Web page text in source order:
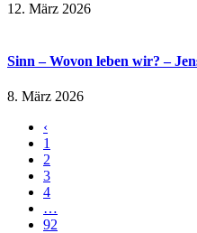
12. März 2026
Sinn – Wovon leben wir? –
8. März 2026
‹
1
2
3
4
…
92